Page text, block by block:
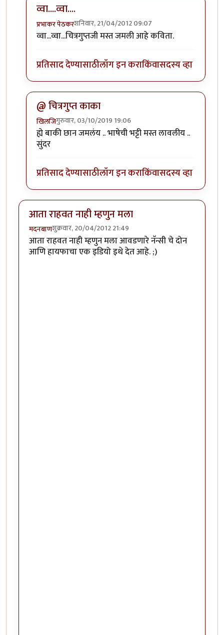
व्वा....व्वा....
प्रभाकर पेठकरशनिवार, 21/04/2012 09:07
In reply toनॅन्सीला माझा सलाम ... "इतुकी कशी खुळी मी ..."
व्वा...व्वा...चित्रगुप्तजी मस्त जमली आहे कविता.
प्रतिसाद देण्यासाठीलॉग इन कराकिंवासदस्य व्हा
@ चित्रगुप्त काका
खिलजिगुरुवार, 03/10/2019 19:06
In reply toनॅन्सीला माझा सलाम ... "इतुकी कशी खुळी मी ..."
ह्ये बाकी छान जमलंय .. भाषेची भट्टी मस्त लावलीय ..
सुंदर
प्रतिसाद देण्यासाठीलॉग इन कराकिंवासदस्य व्हा
आता राहवत नाही म्हणुन मला
मदनबाणशुक्रवार, 20/04/2012 21:49
आता राहवत नाही म्हणुन मला आवडणारे नॅन्सी चे दोन
आणि हायफाचा एक इडियो इथे देत आहे. ;)